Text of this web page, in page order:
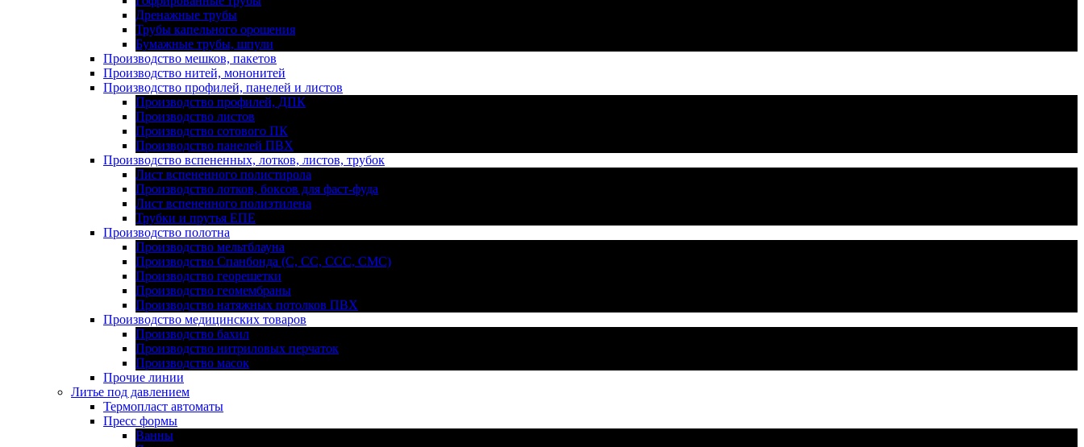
Дренажные трубы
Трубы капельного орошения
Бумажные трубы, шпули
Производство мешков, пакетов
Производство нитей, мононитей
Производство профилей, панелей и листов
Производство профилей, ДПК
Производство листов
Производство сотового ПК
Производство панелей ПВХ
Производство вспененных, лотков, листов, трубок
Лист вспененного полистирола
Производство лотков, боксов для фаст-фуда
Лист вспененного полиэтилена
Трубки и прутья ЕПЕ
Производство полотна
Производство мельтблауна
Производство Спанбонда (С, СС, ССС, СМС)
Производство георешетки
Производство геомембраны
Производство натяжных потолков ПВХ
Производство медицинских товаров
Производство бахил
Производство нитриловых перчаток
Производство масок
Прочие линии
Литье под давлением
Термопласт автоматы
Пресс формы
Ванны